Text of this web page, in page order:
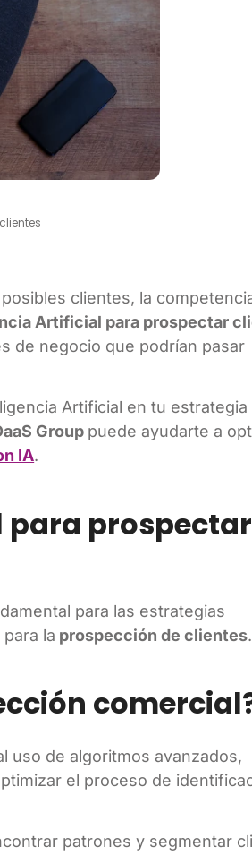
clientes, la
Artificial para prospectar
de negocio que podrían pasar
Artificial en tu estrategia
Group puede ayudarte a
IA.
para prospectar
para las estrategias
la prospección de clientes.
uso de algoritmos avanzados,
el proceso de
patrones y segmentar